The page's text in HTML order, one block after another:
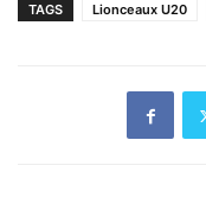
TAGS Lionceaux U20